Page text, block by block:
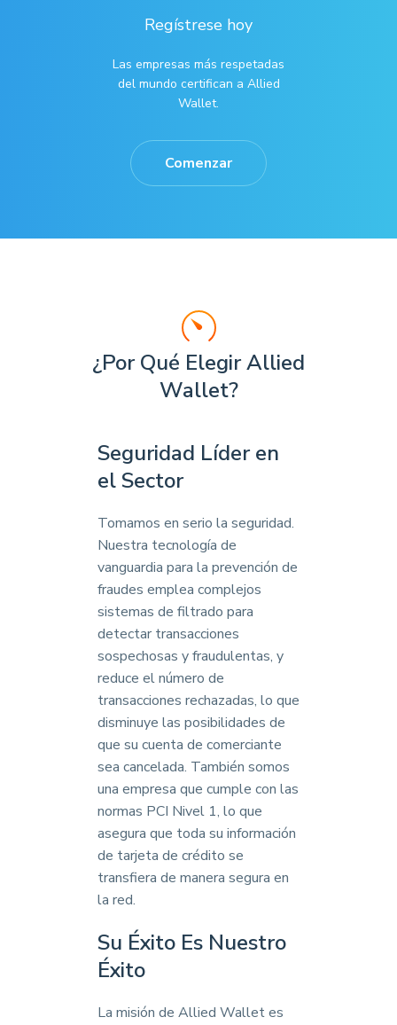
Regístrese hoy
Las empresas más respetadas
del mundo certifican a Allied
Wallet.
Comenzar
¿Por Qué Elegir Allied
Wallet?
Seguridad Líder en
el Sector
Tomamos en serio la seguridad.
Nuestra tecnología de
vanguardia para la prevención de
fraudes emplea complejos
sistemas de filtrado para
detectar transacciones
sospechosas y fraudulentas, y
reduce el número de
transacciones rechazadas, lo que
disminuye las posibilidades de
que su cuenta de comerciante
sea cancelada. También somos
una empresa que cumple con las
normas PCI Nivel 1, lo que
asegura que toda su información
de tarjeta de crédito se
transfiera de manera segura en
la red.
Su Éxito Es Nuestro
Éxito
La misión de Allied Wallet es